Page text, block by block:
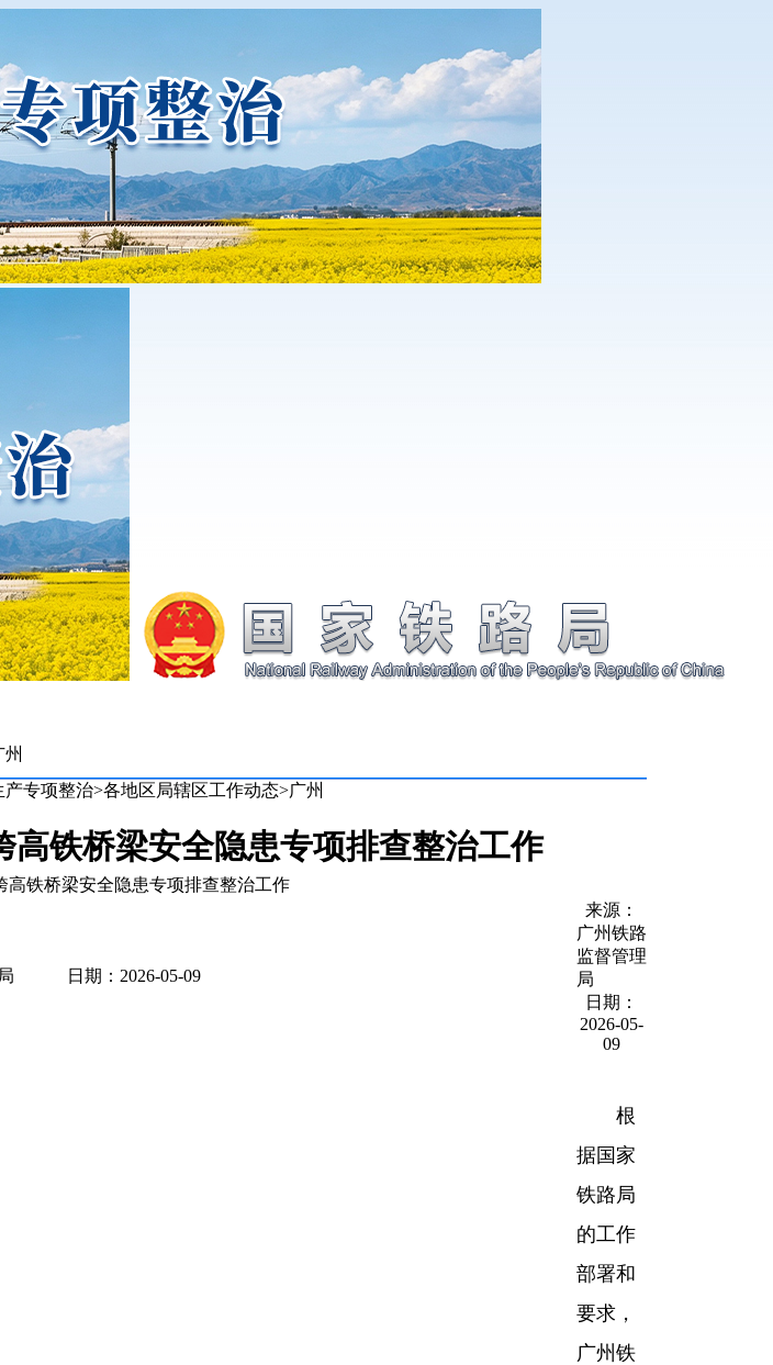
州
产专项整治>各地区局辖区工作动态>广州
铁桥梁安全隐患专项排查整治工作
高铁桥梁安全隐患专项排查整治工作
局 日期：2026-05-09
来源：
广州铁路
监督管理
局
日期：
2026-05-
09
根
据国家
铁路局
的工作
部署和
要求，
广州铁